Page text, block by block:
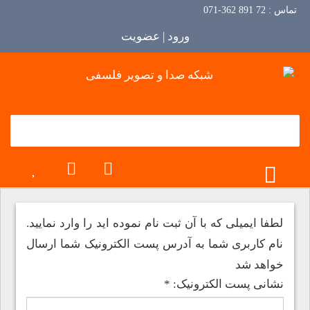
تماس : 72 891 362-071
ورود | عضویت
TOGGLE MENU
لطفا ایمیلی که با آن ثبت نام نموده اید را وارد نمایید.
نام کاربری شما به آدرس پست الکترونیک شما ارسال
خواهد شد
نشانی پست الکترونیک: *